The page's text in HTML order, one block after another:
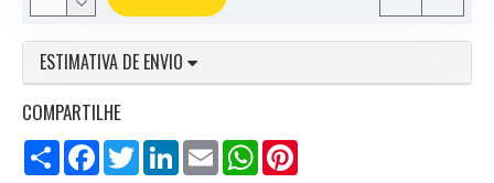
ESTIMATIVA DE ENVIO
COMPARTILHE
Compartilhar
FacebookTwitterLinkedInEmail WhatsApp